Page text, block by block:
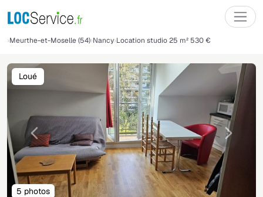
Meurthe-et-Moselle (54) Nancy Location studio 25 m² 530 €
Précédente
5 photos
Loué